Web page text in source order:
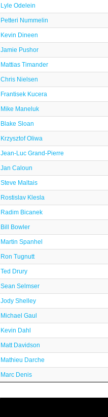
Lyle Odelein
Petteri Nummelin
Kevin Dineen
Jamie Pushor
Mattias Timander
Chris Nielsen
Frantisek Kucera
Mike Maneluk
Blake Sloan
Krzysztof Oliwa
Jean-Luc Grand-Pierre
Jan Caloun
Steve Maltais
Rostislav Klesla
Radim Bicanek
Bill Bowler
Martin Spanhel
Ron Tugnutt
Ted Drury
Sean Selmser
Jody Shelley
Michael Gaul
Kevin Dahl
Matt Davidson
Mathieu Darche
Marc Denis